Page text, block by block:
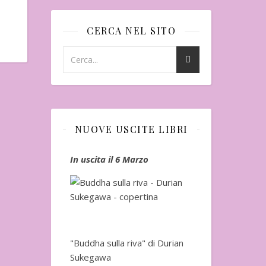
CERCA NEL SITO
NUOVE USCITE LIBRI
In uscita il 6 Marzo
"Buddha sulla riva" di Durian
Sukegawa